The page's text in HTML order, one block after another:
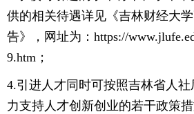
供的相关待遇详见《吉林财经大
告》，网址为：https://
9.htm；
4.引进人才同时可按照吉林省人
力支持人才创新创业的若干政策